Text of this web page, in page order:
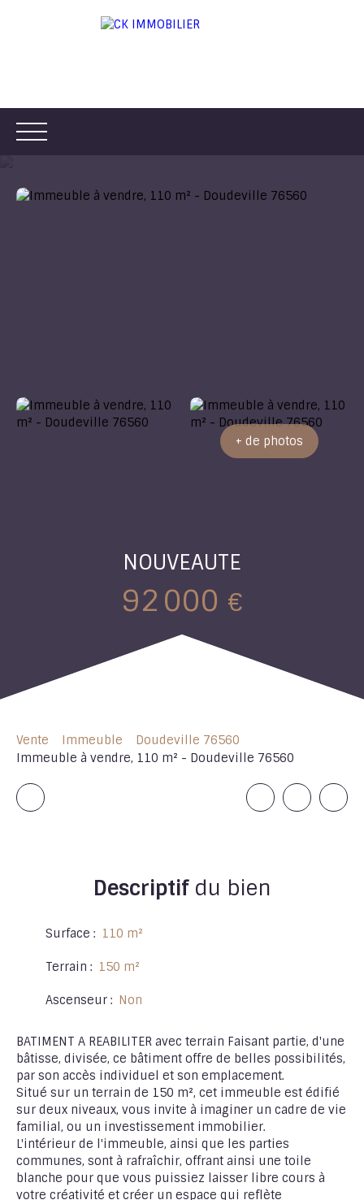
+ de photos
NOUVEAUTE
92 000 €
Vente Immeuble
Doudeville 76560
Immeuble à vendre, 110 m² - Doudeville 76560
Descriptifdu bien
Surface : 110 m²
Terrain : 150 m²
Ascenseur : Non
BATIMENT A REABILITER avec terrain Faisant partie, d'une
bâtisse, divisée, ce bâtiment offre de belles possibilités,
par son accès individuel et son emplacement.
Situé sur un terrain de 150 m², cet immeuble est édifié
sur deux niveaux, vous invite à imaginer un cadre de vie
familial, ou un investissement immobilier.
L'intérieur de l'immeuble, ainsi que les parties
communes, sont à rafraîchir, offrant ainsi une toile
blanche pour que vous puissiez laisser libre cours à
votre créativité et créer un espace qui reflète